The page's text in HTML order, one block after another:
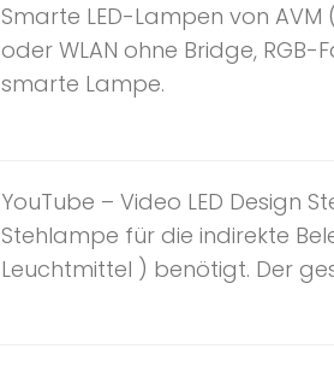
Smarte LED-Lampen von AVM
oder WLAN ohne Bridge,
smarte Lampe.
YouTube – Video LED Design
Stehlampe für die indirekte
Leuchtmittel ) benötigt. Der